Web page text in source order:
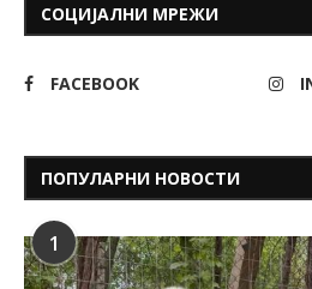
СОЦИЈАЛНИ МРЕЖИ
FACEBOOK
ПОПУЛАРНИ НОВОСТИ
1